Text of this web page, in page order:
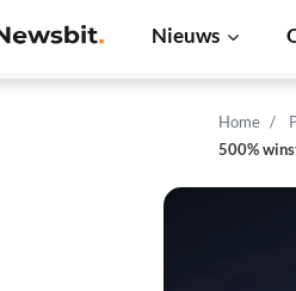
Nieuws
Home
500%